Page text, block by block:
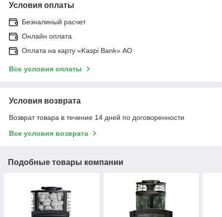
Условия оплаты
Безналиный расчет
Онлайн оплата
Оплата на карту «Kaspi Bank» АО
Все условия оплаты
Условия возврата
Возврат товара в течение 14 дней по договоренности
Все условия возврата
Подобные товары компании